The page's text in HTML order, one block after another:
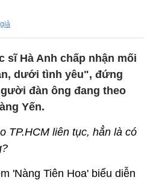
sĩ Hà Anh chấp nhận mối
dưới tình yêu", đứng
đàn ông đang theo
Yến.
TP.HCM liên tục, hẳn là có
'Nàng Tiên Hoa' biểu diễn